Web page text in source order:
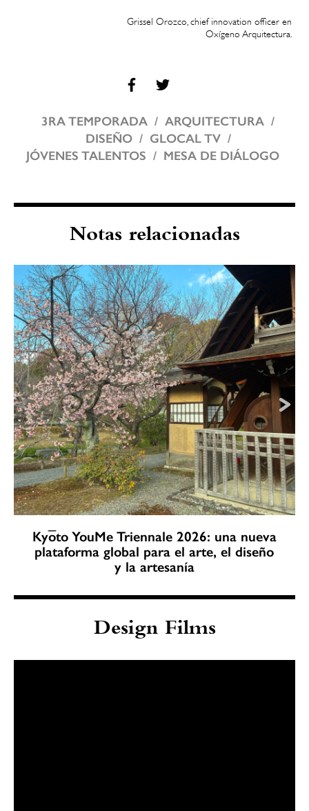
Grissel Orozco, chief innovation officer en
Oxígeno Arquitectura.
3RA TEMPORADA
ARQUITECTURA
DISEÑO
GLOCAL TV
JÓVENES TALENTOS
MESA DE DIÁLOGO
Notas relacionadas
Kyōto YouMe Triennale 2026: una nueva
plataforma global para el arte, el diseño
y la artesanía
Design Films